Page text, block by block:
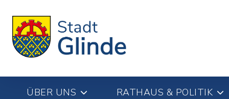
ÜBER UNS RATHAUS & POLITIK